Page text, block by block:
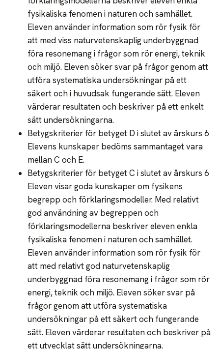
fysikaliska fenomen i naturen och samhället.
Eleven använder information som rör fysik för
att med viss naturvetenskaplig underbyggnad
föra resonemang i frågor som rör energi, teknik
och miljö. Eleven söker svar på frågor genom att
utföra systematiska undersökningar på ett
säkert och i huvudsak fungerande sätt. Eleven
värderar resultaten och beskriver på ett enkelt
sätt undersökningarna.
Betygskriterier för betyget D i slutet av årskurs 6
Elevens kunskaper bedöms sammantaget vara
mellan C och E.
Betygskriterier för betyget C i slutet av årskurs 6
Eleven visar goda kunskaper om fysikens
begrepp och förklaringsmodeller. Med relativt
god användning av begreppen och
förklaringsmodellerna beskriver eleven enkla
fysikaliska fenomen i naturen och samhället.
Eleven använder information som rör fysik för
att med relativt god naturvetenskaplig
underbyggnad föra resonemang i frågor som rör
energi, teknik och miljö. Eleven söker svar på
frågor genom att utföra systematiska
undersökningar på ett säkert och fungerande
sätt. Eleven värderar resultaten och beskriver på
ett utvecklat sätt undersökningarna.